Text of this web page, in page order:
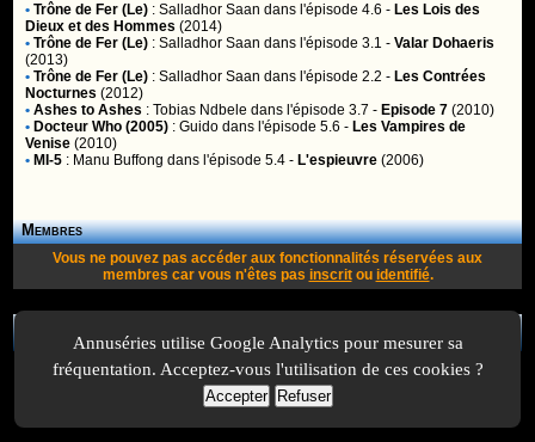
• Trône de Fer (Le) :Salladhor Saan dans l'épisode 4.6 - Les Lois des
Dieux et des Hommes (2014)
• Trône de Fer (Le) :Salladhor Saan dans l'épisode 3.1 -Valar Dohaeris
(2013)
• Trône de Fer (Le) :Salladhor Saan dans l'épisode 2.2 - Les Contrées
Nocturnes (2012)
• Ashes to Ashes :Tobias Ndbele dans l'épisode 3.7 - Episode 7 (2010)
• Docteur Who (2005) :Guido dans l'épisode 5.6 - Les Vampires de
Venise (2010)
• MI-5 : Manu Buffong dans l'épisode 5.4 - L'espieuvre (2006)
Membres
Vous ne pouvez pas accéder aux fonctionnalités réservées aux
membres car vous n'êtes pas inscritou identifié.
A Propos - Contactez-nous A-Suivre.org
Annuséries utilise Google Analytics pour mesurer sa
fréquentation. Acceptez-vous l'utilisation de ces cookies ?
Accepter Refuser